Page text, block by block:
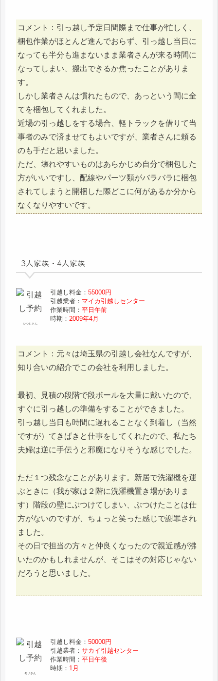
コメント：引っ越し予定日間際まで仕事が忙しく、
梱包作業がほとんど進んでおらず、引っ越し当日に
なっても半分も進まないまま業者さんが来る時間に
なってしまい、搬出できるか焦ったことがありま
す。
しかし業者さんは慣れたもので、あっという間に全
てを梱包してくれました。
近場の引っ越しをする場合、軽トラックを借りて当
事者のみで済ませてもよいですが、業者さんに頼る
のも手だと思いました。
ただ、壊れやすいものはあらかじめ自分で梱包した
方がいいですし、配線やパーツ類がバラバラに梱包
されてしまうと開梱した際どこに何があるか分から
なくなりやすいです。
3人家族・4人家族
ひつじさん
引越し料金：55000円
引越業者： マイカ引越しセンター
作業時間：平日午前
時期：2009年4月
コメント：元々は埼玉県の引越し会社なんですが、
知り合いの紹介でこの会社を利用しました。
最初、見積の段階で段ボールを大量に戴いたので、
すぐに引っ越しの準備をすることができました。
引っ越し当日も時間に遅れることなく到着し（当然
ですが）てきぱきと仕事をしてくれたので、私たち
夫婦は逆に手伝うと邪魔になりそうな感じでした。
ただ１つ残念なことがあります。新居で洗濯機を運
ぶときに（我が家は２階に洗濯機置き場がありま
す）階段の壁にぶつけてしまい、ぶつけたことは仕
方がないのですが、ちょっと笑った感じで謝罪され
ました。
その日で担当の方々と仲良くなったので親近感が沸
いたのかもしれませんが、そこはその対応じゃない
だろうと思いました。
モリさん
引越し料金：50000円
引越業者：サカイ引越センター
作業時間：平日午後
時期： 1月